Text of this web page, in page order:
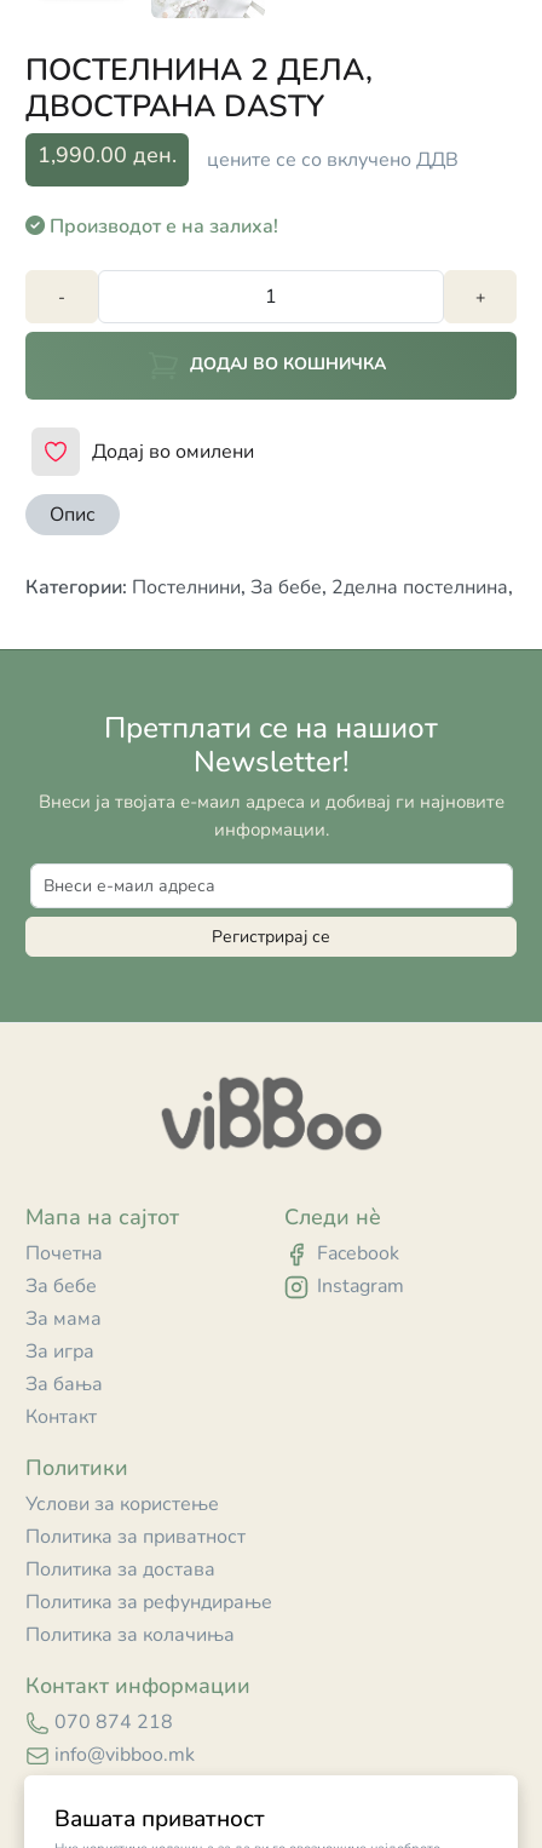
Вашата приватност
ПОСТЕЛНИНА 2 ДЕЛА,
ДВОСТРАНА DASTY
1,990.00 ден. цените се со вклучено ДДВ
Производот е на залиха!
- +
ДОДАЈ ВО КОШНИЧКА
Додај во омилени
Опис
Категории: Постелнини, За бебе, 2делна постелнина,
Претплати се на нашиот
Newsletter!
Внеси ја твојата е-маил адреса и добивај ги најновите
информации.
Регистрирај се
Мапа на сајтот
Почетна
За бебе
За мама
За игра
За бања
Контакт
Политики
Услови за користење
Политика за приватност
Политика за достава
Политика за рефундирање
Политика за колачиња
Контакт информации
070 874 218
info@vibboo.mk
Следи нè
Facebook
Instagram